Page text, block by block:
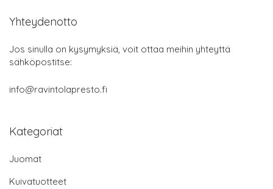
Yhteydenotto
Jos sinulla on kysymyksiä, voit ottaa meihin yhteyttä
sähköpostitse:
info@ravintolapresto.fi
Kategoriat
Juomat
Kuivatuotteet